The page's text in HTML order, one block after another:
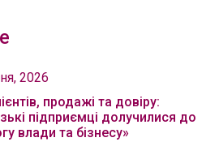
2026
продажі та довіру:
підприємці долучилися до
влади та бізнесу»